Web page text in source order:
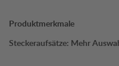
Produktmerkmale
Steckeraufsätze: Mehr